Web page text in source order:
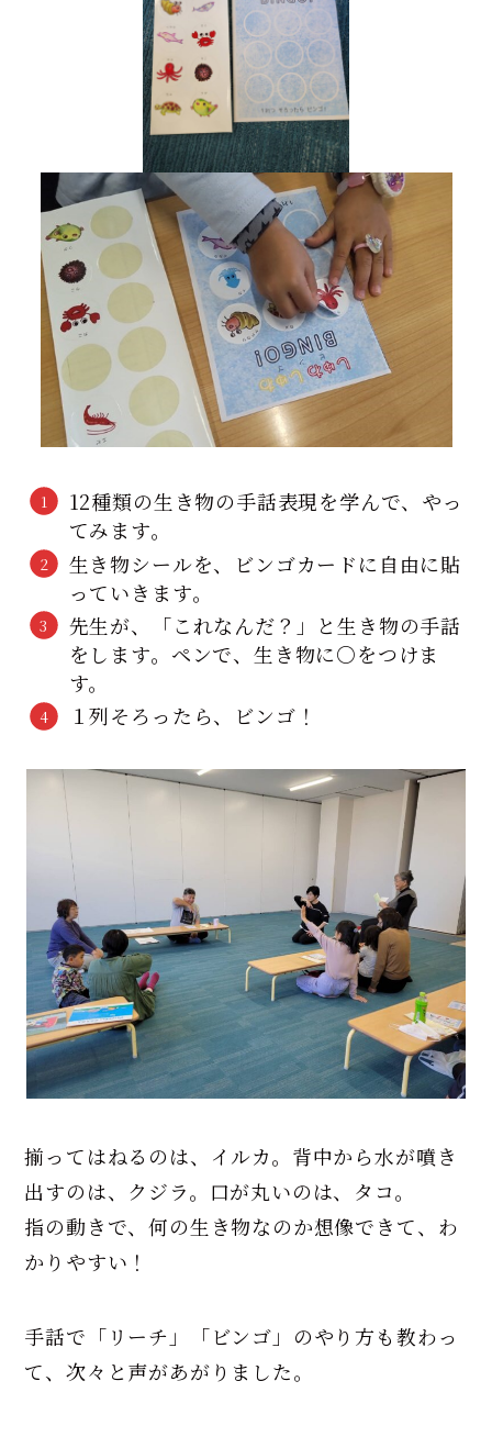
12種類の生き物の手話表現を学んで、やっ
てみます。
生き物シールを、ビンゴカードに自由に貼
っていきます。
先生が、「これなんだ？」と生き物の手話
をします。ペンで、生き物に○をつけま
す。
１列そろったら、ビンゴ！
揃ってはねるのは、イルカ。背中から水が噴き
出すのは、クジラ。口が丸いのは、タコ。
指の動きで、何の生き物なのか想像できて、わ
かりやすい！
手話で「リーチ」「ビンゴ」のやり方も教わっ
て、次々と声があがりました。